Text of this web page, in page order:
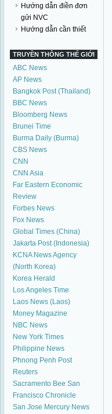
Hướng dẫn điền đơn
gửi NVC
Hướng dẫn cần thiết
TRUYỀN THÔNG THẾ GIỚI
ABC News
AP News
Bangkok Post (Thailand)
BBC News
Bloomberg News
Brunei Time
Burma Daily (Burma)
CBS News
CNN
CNN Asia
Far Eastern Economic
Review
Forbes News
Fox News
Global Times (China)
Jakarta Post (Indonesia)
KCNA News Agency
(North Korea)
Korea Herald
Los Angeles Time
Laos News (Laos)
Money Magazine
NBC News
New York Times
Philippine News
Phnong Penh Post
Reuters
Sacramento Bee San
Francisco Chronicle
San Jose Mercury News